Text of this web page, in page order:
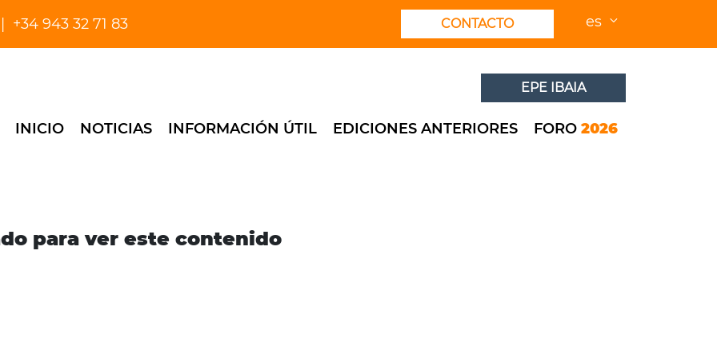
+34 943 32 71 83 CONTACTO es
EPE IBAIA
INICIO NOTICIAS INFORMACIÓN ÚTIL EDICIONES ANTERIORES FORO 2026
para ver este contenido